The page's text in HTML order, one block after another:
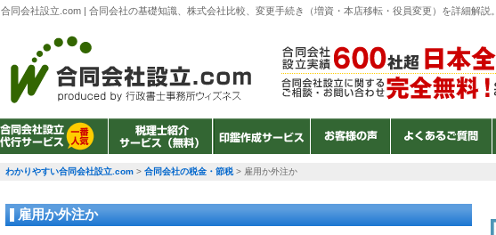
合同会社設立.com | 合同会社の基礎知識、株式会社比較、変更手続き（増資・本店移転・役員変更）を詳細解説。
わかりやすい合同会社設立.com > 合同会社の税金・節税> 雇用か外注か
雇用か外注か